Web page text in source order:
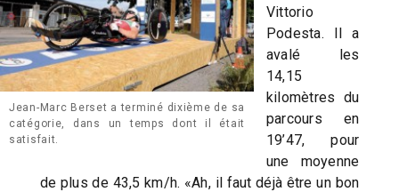
Jean-Marc Berset a terminé dixième de sa
catégorie, dans un temps dont il était
satisfait.
Vittorio
Podesta. Il a
avalé les
14,15
kilomètres du
parcours en
19’47, pour
une moyenne
de plus de 43,5 km/h. «Ah, il faut déjà être un bon